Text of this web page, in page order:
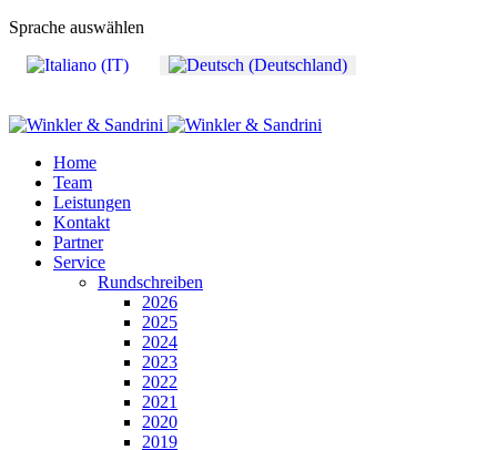
Sprache auswählen
Home
Team
Leistungen
Kontakt
Partner
Service
Rundschreiben
2026
2025
2024
2023
2022
2021
2020
2019